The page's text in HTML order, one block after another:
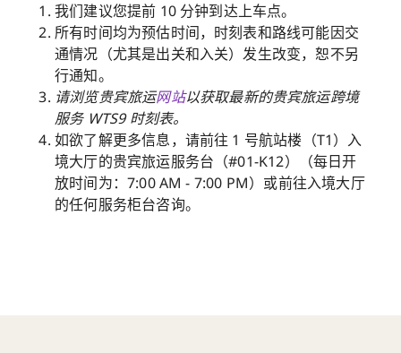
我们建议您提前 10 分钟到达上车点。
所有时间均为预估时间，时刻表和路线可能因交
通情况（尤其是出关和入关）发生改变，恕不另
行通知。
请浏览贵宾旅运网站以获取最新的贵宾旅运跨境
服务 WTS9 时刻表。
如欲了解更多信息，请前往 1 号航站楼（T1）入
境大厅的贵宾旅运服务台（#01-K12）（每日开
放时间为：7:00 AM - 7:00 PM）或前往入境大厅
的任何服务柜台咨询。